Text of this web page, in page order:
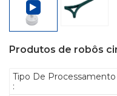
Produtos de robôs
Tipo De Processamento
: